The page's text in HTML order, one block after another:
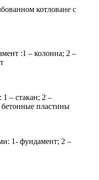
котловане с
:1 – колонна; 2 –
– стакан; 2 –
бетонные пластины
1- фундамент; 2 –